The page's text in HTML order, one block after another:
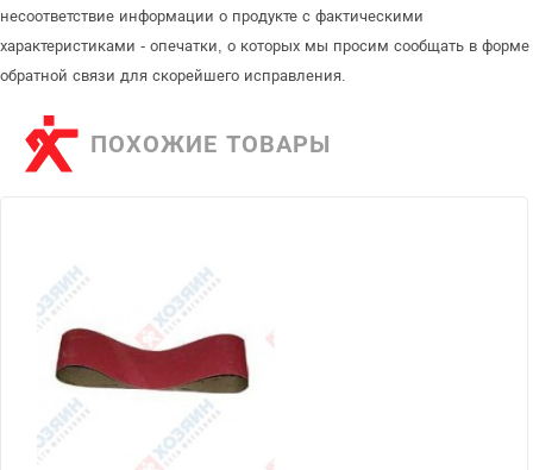
несоответствие информации о продукте с фактическими
характеристиками - опечатки, о которых мы просим сообщать в форме
обратной связи для скорейшего исправления.
ПОХОЖИЕ ТОВАРЫ